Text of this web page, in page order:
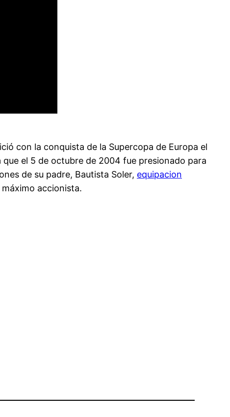
con la conquista de la Supercopa de Europa el
el 5 de octubre de 2004 fue presionado para
de su padre, Bautista Soler, equipacion
accionista.